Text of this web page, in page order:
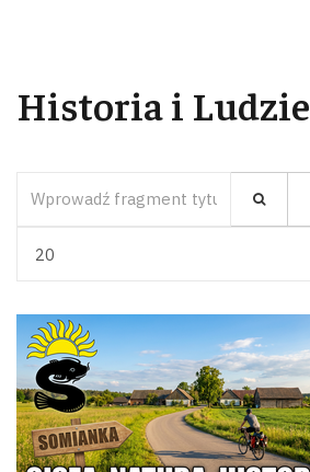
Historia i Ludzie